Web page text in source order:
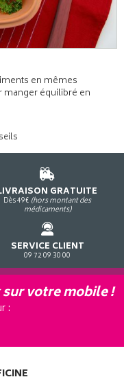
en mêmes
manger équilibré en
GRATUITE
Dès 49€ (hors montant des
médicaments)
SERVICE CLIENT
09 72 09 30 00
votre mobile !
: